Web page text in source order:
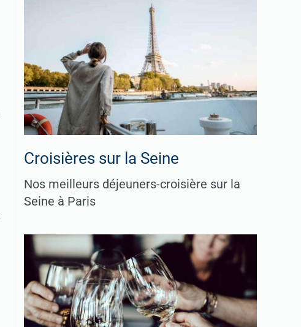
Croisières sur la Seine
Nos meilleurs déjeuners-croisière sur la
Seine à Paris